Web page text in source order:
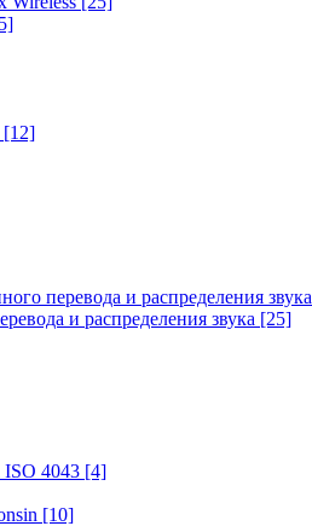
[12]
перевода и распределения звука
и распределения звука [25]
ISO 4043 [4]
[10]